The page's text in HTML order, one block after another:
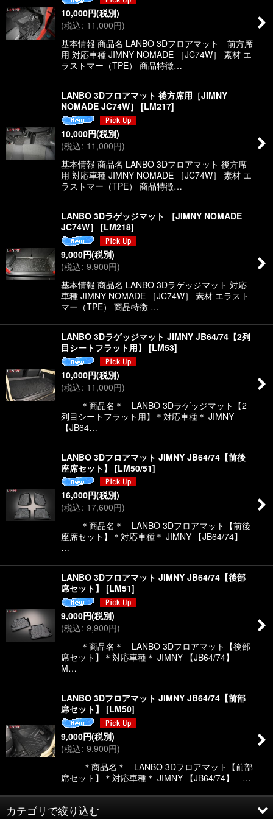
絞り込む
10,000円(税別)
(税込: 11,000円)
基本情報 商品名 LANBO 3Dフロアマット 前方席
用 対応車種 JIMNY NOMADE ［JC74W］ 素材 エ
ラストマー（TPE） 商品特徴…
LANBO 3Dフロアマット 後方席用［JIMNY
NOMADE JC74W］
[LM217]
10,000円(税別)
(税込: 11,000円)
基本情報 商品名 LANBO 3Dフロアマット 後方席
用 対応車種 JIMNY NOMADE ［JC74W］ 素材 エ
ラストマー（TPE） 商品特徴…
LANBO 3Dラゲッジマット ［JIMNY NOMADE
JC74W］
[LM218]
9,000円(税別)
(税込: 9,900円)
基本情報 商品名 LANBO 3Dラゲッジマット 対応
車種 JIMNY NOMADE ［JC74W］ 素材 エラスト
マー（TPE） 商品特徴 …
LANBO 3Dラゲッジマット JIMNY JB64/74【2列
目シートフラット用】
[LM53]
10,000円(税別)
(税込: 11,000円)
＊商品名＊ LANBO 3Dラゲッジマット【2
列目シートフラット用】＊対応車種＊ JIMNY
【JB64…
LANBO 3Dフロアマット JIMNY JB64/74【前後
座席セット】
[LM50/51]
16,000円(税別)
(税込: 17,600円)
＊商品名＊ LANBO 3Dフロアマット【前後
座席セット】＊対応車種＊ JIMNY 【JB64/74】
…
LANBO 3Dフロアマット JIMNY JB64/74【後部
席セット】
[LM51]
9,000円(税別)
(税込: 9,900円)
＊商品名＊ LANBO 3Dフロアマット【後部
席セット】＊対応車種＊ JIMNY 【JB64/74】
M…
LANBO 3Dフロアマット JIMNY JB64/74【前部
席セット】
[LM50]
9,000円(税別)
(税込: 9,900円)
＊商品名＊ LANBO 3Dフロアマット【前部
席セット】＊対応車種＊ JIMNY 【JB64/74】 …
カテゴリで絞り込む